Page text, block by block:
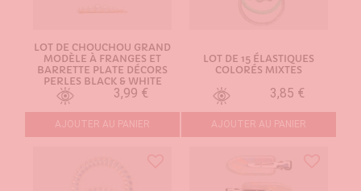
LOT DE CHOUCHOU GRAND
MODÈLE À FRANGES ET
BARRETTE PLATE DÉCORS
PERLES BLACK & WHITE
3,99 €
AJOUTER AU PANIER
LOT DE 15 ÉLASTIQUES
COLORÉS MIXTES
3,85 €
AJOUTER AU PANIER